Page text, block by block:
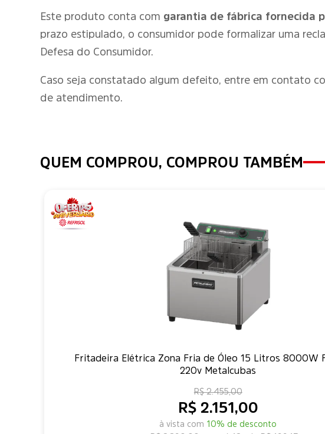
Este produto conta com garantia de fábrica fornecida
prazo estipulado, o consumidor pode formalizar uma
Defesa do Consumidor.
Caso seja constatado algum defeito, entre em contato
de atendimento.
QUEM COMPROU, COMPROU TAMBÉM
Fritadeira Elétrica Zona Fria de Óleo 15 Litros 8000W
220v Metalcubas
R$ 2.151,00
à vista com 10% de desconto
R$ 2.455,00